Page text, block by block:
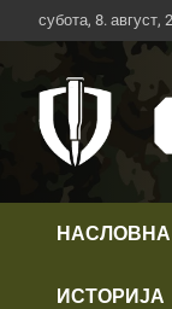
Скип
то
субота, 8. август,
НАСЛОВНА
ИСТОРИЈА